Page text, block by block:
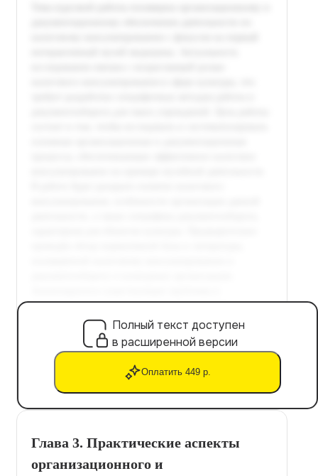
Полный текст доступен
в расширенной версии
Оплатить 449 р.
Глава 3. Практические аспекты
организационного и